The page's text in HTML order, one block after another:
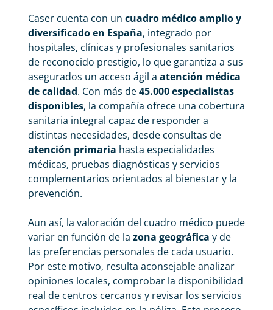
Caser cuenta con un cuadro médico amplio y
diversificado en España, integrado por
hospitales, clínicas y profesionales sanitarios
de reconocido prestigio, lo que garantiza a sus
asegurados un acceso ágil a atención médica
de calidad. Con más de45.000 especialistas
disponibles, la compañía ofrece una cobertura
sanitaria integral capaz de responder a
distintas necesidades, desde consultas de
atención primaria hasta especialidades
médicas, pruebas diagnósticas y servicios
complementarios orientados al bienestar y la
prevención.
Aun así, la valoración del cuadro médico puede
variar en función de la zona geográfica y de
las preferencias personales de cada usuario.
Por este motivo, resulta aconsejable analizar
opiniones locales, comprobar la disponibilidad
real de centros cercanos y revisar los servicios